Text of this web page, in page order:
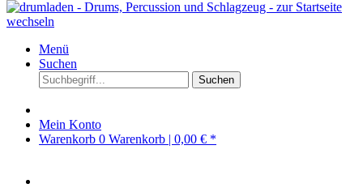
Menü
Suchen
Suchen
Mein Konto
Warenkorb 0 Warenkorb | 0,00 € *